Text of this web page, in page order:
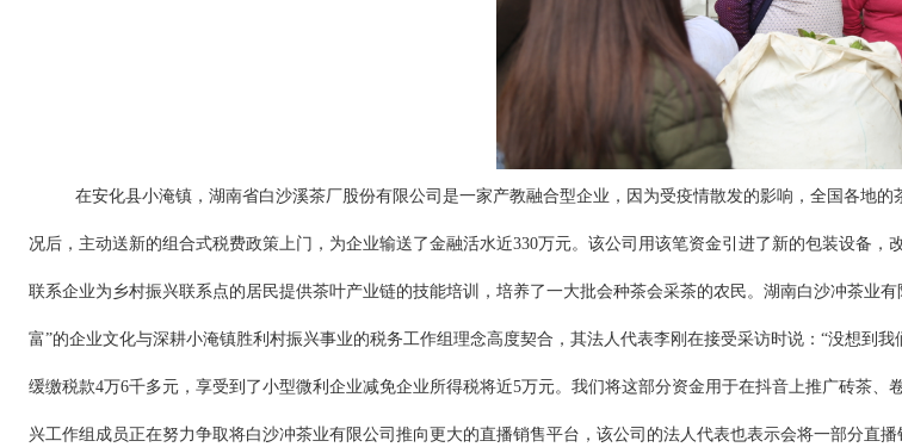
在安化县小淹镇， 湖南省白沙溪茶厂股份有限公司是一家产教融合型企业， 因为受疫情散发的影响，全国各地
况后，主动送新的组合式税费政策上门，为企业输送了金融活水近330万元。该公司用该笔资金引进了新的包装设备
联系企业为乡村振兴联系点的居民提供茶叶产业链的技能培训，培养了一大批会种茶会采茶的农民。 湖南白沙冲茶业有
富”的企业文化与深耕小淹镇胜利村振兴事业的税务工作组理念高度契合，其法人代表李刚在接受采访时说：“没想到
缓缴税款4万6千多元，享受到了小型微利企业减免企业所得税将近5万元。我们将这部分资金用于在抖音上推广砖茶
兴工作组成员正在努力争取将白沙冲茶业有限公司推向更大的直播销售平台，该公司的法人代表也表示会将一部分直